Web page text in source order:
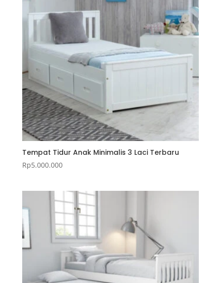
Tempat Tidur Anak Minimalis 3 Laci Terbaru
Rp5.000.000